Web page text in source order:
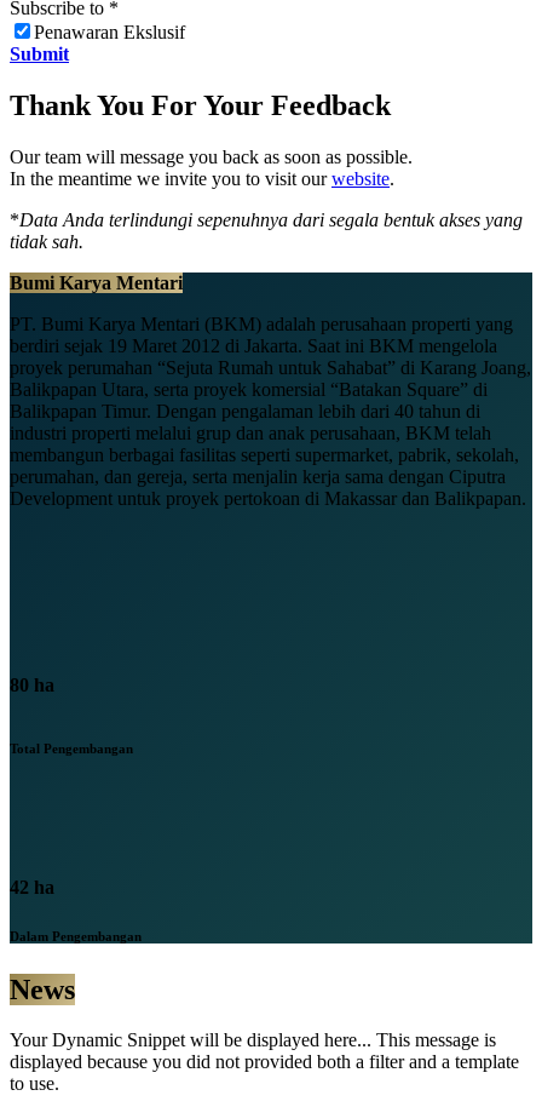
Subscribe to *
Penawaran Ekslusif
Submit
Thank You For Your Feedback
Our team will message you back as soon as possible.
In the meantime we invite you to visit ourwebsite.
*Data Anda terlindungi sepenuhnya dari segala bentuk akses yang
tidak sah.
Bumi Karya Mentari
PT. Bumi Karya Mentari (BKM) adalah perusahaan properti yang
berdiri sejak 19 Maret 2012 di Jakarta. Saat ini BKM mengelola
proyek perumahan “Sejuta Rumah untuk Sahabat” di Karang Joang,
Balikpapan Utara, serta proyek komersial “Batakan Square” di
Balikpapan Timur. Dengan pengalaman lebih dari 40 tahun di
industri properti melalui grup dan anak perusahaan, BKM telah
membangun berbagai fasilitas seperti supermarket, pabrik, sekolah,
perumahan, dan gereja, serta menjalin kerja sama dengan Ciputra
Development untuk proyek pertokoan di Makassar dan Balikpapan.
80 ha
Total Pengembangan
42 ha
Dalam Pengembangan
News​
Your Dynamic Snippet will be displayed here... This message is
displayed because you did not provided both a filter and a template
to use.